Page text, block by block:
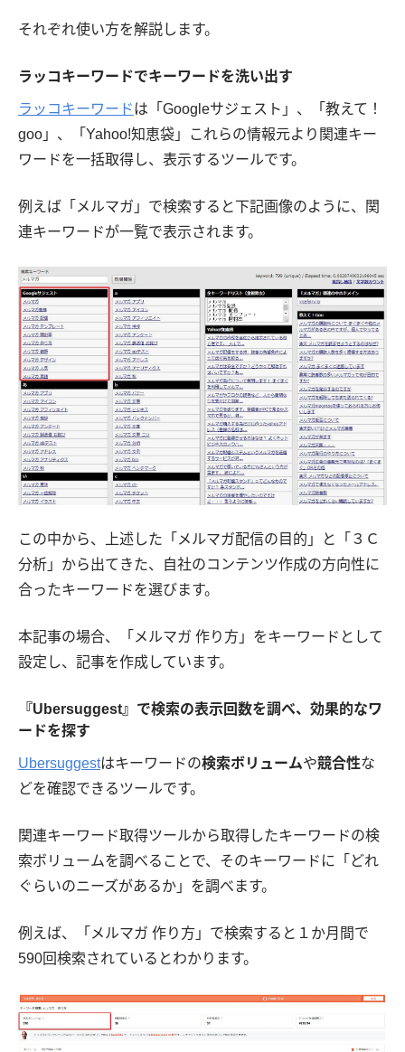
それぞれ使い方を解説します。
ラッコキーワードでキーワードを洗い出す
ラッコキーワードは「Googleサジェスト」、「教えて！
goo」、「Yahoo!知恵袋」これらの情報元より関連キー
ワードを一括取得し、表示するツールです。
例えば「メルマガ」で検索すると下記画像のように、関
連キーワードが一覧で表示されます。
この中から、上述した「メルマガ配信の目的」と「３Ｃ
分析」から出てきた、自社のコンテンツ作成の方向性に
合ったキーワードを選びます。
本記事の場合、「メルマガ 作り方」をキーワードとして
設定し、記事を作成しています。
『Ubersuggest』で検索の表示回数を調べ、効果的なワ
ードを探す
Ubersuggestはキーワードの検索ボリュームや競合性な
どを確認できるツールです。
関連キーワード取得ツールから取得したキーワードの検
索ボリュームを調べることで、そのキーワードに「どれ
ぐらいのニーズがあるか」を調べます。
例えば、「メルマガ 作り方」で検索すると１か月間で
590回検索されているとわかります。